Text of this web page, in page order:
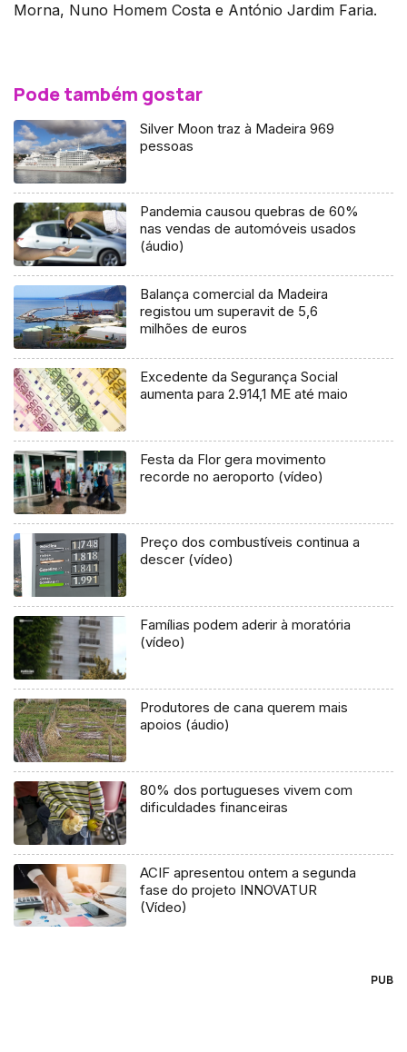
Morna, Nuno Homem Costa e António Jardim Faria.
Pode também gostar
Silver Moon traz à Madeira 969
pessoas
Pandemia causou quebras de 60%
nas vendas de automóveis usados
(áudio)
Balança comercial da Madeira
registou um superavit de 5,6
milhões de euros
Excedente da Segurança Social
aumenta para 2.914,1 ME até maio
Festa da Flor gera movimento
recorde no aeroporto (vídeo)
Preço dos combustíveis continua a
descer (vídeo)
Famílias podem aderir à moratória
(vídeo)
Produtores de cana querem mais
apoios (áudio)
80% dos portugueses vivem com
dificuldades financeiras
ACIF apresentou ontem a segunda
fase do projeto INNOVATUR
(Vídeo)
PUB